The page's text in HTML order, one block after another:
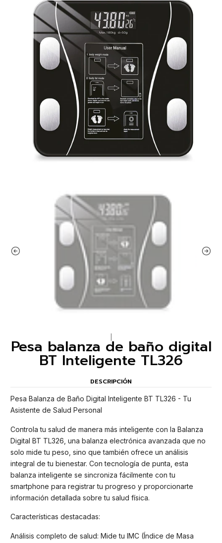
Pesa balanza de baño digital
BT Inteligente TL326
DESCRIPCIÓN
Pesa Balanza de Baño Digital Inteligente BT TL326 - Tu
Asistente de Salud Personal
Controla tu salud de manera más inteligente con la Balanza
Digital BT TL326, una balanza electrónica avanzada que no
solo mide tu peso, sino que también ofrece un análisis
integral de tu bienestar. Con tecnología de punta, esta
balanza inteligente se sincroniza fácilmente con tu
smartphone para registrar tu progreso y proporcionarte
información detallada sobre tu salud física.
Características destacadas:
Análisis completo de salud: Mide tu IMC (Índice de Masa